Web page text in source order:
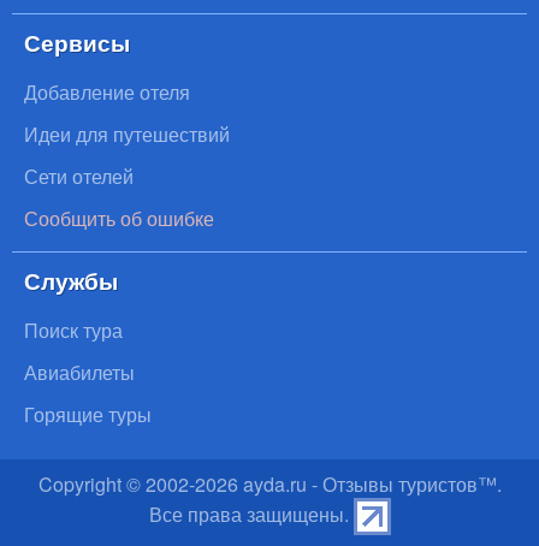
Сервисы
Добавление отеля
Идеи для путешествий
Сети отелей
Сообщить об ошибке
Службы
Поиск тура
Авиабилеты
Горящие туры
Copyright © 2002-2026 ayda.ru - Отзывы туристов™.
Все права защищены.